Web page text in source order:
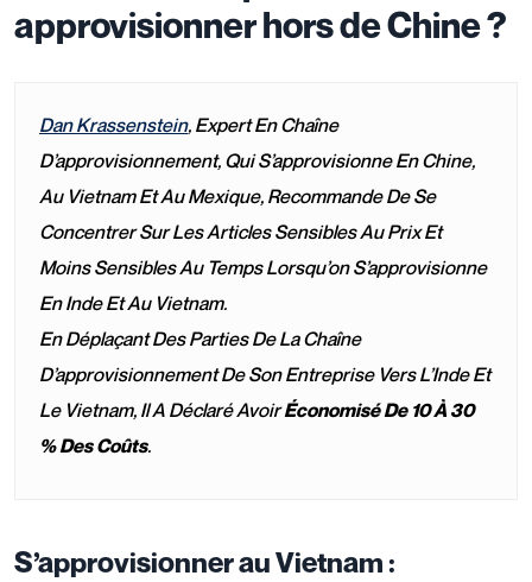
approvisionner hors de Chine ?
Dan Krassenstein, Expert En Chaîne
D’approvisionnement, Qui S’approvisionne En Chine,
Au Vietnam Et Au Mexique, Recommande De Se
Concentrer Sur Les Articles Sensibles Au Prix Et
Moins Sensibles Au Temps Lorsqu’on S’approvisionne
En Inde Et Au Vietnam.
En Déplaçant Des Parties De La Chaîne
D’approvisionnement De Son Entreprise Vers L’Inde Et
Le Vietnam, Il A Déclaré AvoirÉconomisé De 10 À 30
% Des Coûts.
S’approvisionner au Vietnam :